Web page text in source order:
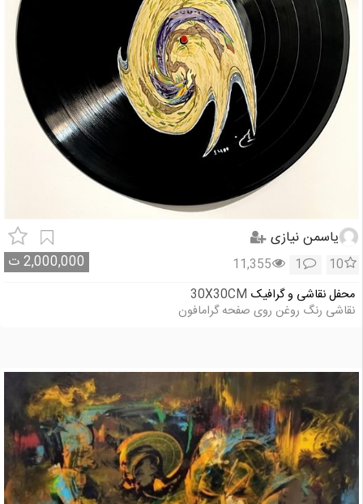
یاسمن نیازی
2,000,000ت 10
1
11,355
محفل نقاشی و گرافیک 30X30CM
نقاشی رنگ روغن روی صفحه گرامافون